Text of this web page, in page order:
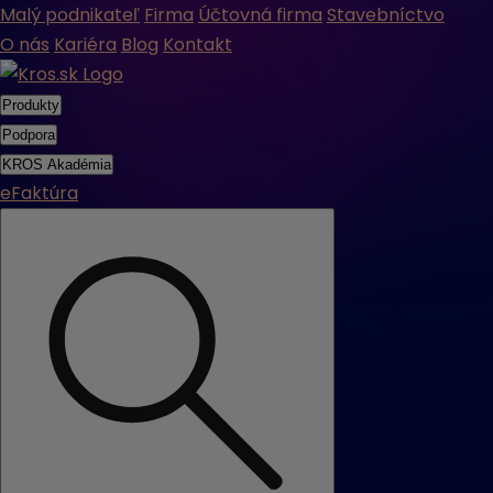
Malý podnikateľ Firma Účtovná firma Stavebníctvo
O nás Kariéra Blog Kontakt
Produkty
Podpora
KROS Akadémia
eFaktúra